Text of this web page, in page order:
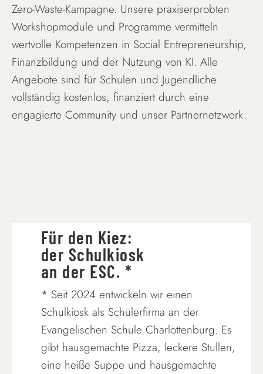
Zero-Waste-Kampagne. Unsere praxiserprobten
Workshopmodule und Programme vermitteln
wertvolle Kompetenzen in Social Entrepreneurship,
Finanzbildung und der Nutzung von KI. Alle
Angebote sind für Schulen und Jugendliche
vollständig kostenlos, finanziert durch eine
engagierte Community und unser Partnernetzwerk.
Für den Kiez:
der Schulkiosk
an der ESC. *
* Seit 2024 entwickeln wir einen
Schulkiosk als Schülerfirma an der
Evangelischen Schule Charlottenburg. Es
gibt hausgemachte Pizza, leckere Stullen,
eine heiße Suppe und hausgemachte